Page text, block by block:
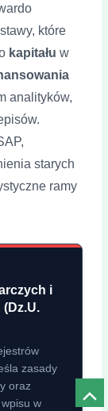
które
kapitału w
analityków,
starych
ramy
i
zasady
oraz
w